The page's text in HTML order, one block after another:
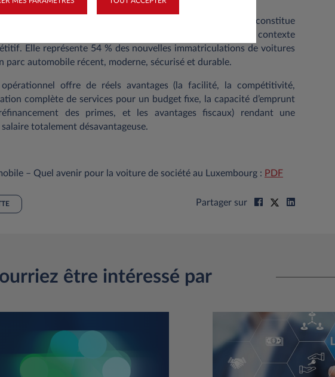
un poids économique important pour le Luxembourg et constitue
et fidéliser les talents au Luxembourg, dans un contexte
Elle représente 54 % des nouvelles immatriculations de voitures
parc automobile récent, moderne, sécurisé et durable.
offre de réels avantages (la facilité, la compétitivité,
complète de services pour un budget fixe, la capacité d’emprunt
des primes, et les avantages fiscaux) rendant une
totalement désavantageuse.
– Quel avenir pour la voiture de société au Luxembourg : PDF
Partager sur
être intéressé par